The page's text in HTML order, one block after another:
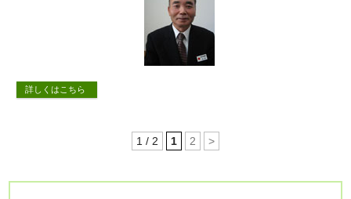
詳しくはこちら
1 / 2 1 2 >